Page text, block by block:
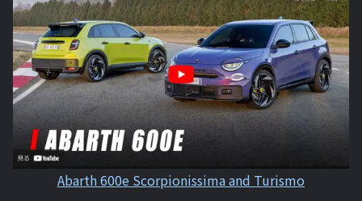
Abarth 600e Scorpionissima and Turismo